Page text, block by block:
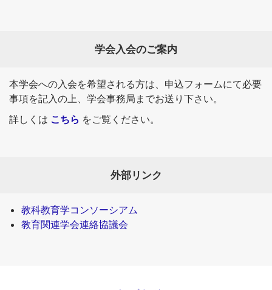
学会入会のご案内
本学会への入会を希望される方は、申込フォームにて必要
事項を記入の上、学会事務局までお送り下さい。
詳しくは こちら をご覧ください。
外部リンク
教科教育学コンソーシアム
教育関連学会連絡協議会